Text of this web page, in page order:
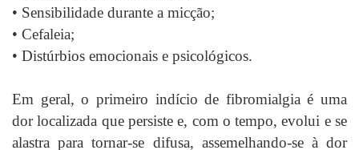
• Sensibilidade durante a micção;
• Cefaleia;
• Distúrbios emocionais e psicológicos.
Em geral, o primeiro indício de fibromialgia é uma
dor localizada que persiste e, com o tempo, evolui e se
alastra para tornar-se difusa, assemelhando-se à dor